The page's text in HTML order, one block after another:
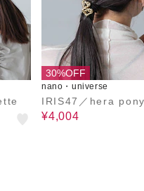
30%OFF
nano・universe
IRIS47／hera pony
¥4,004